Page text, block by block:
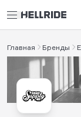
Главная Бренды